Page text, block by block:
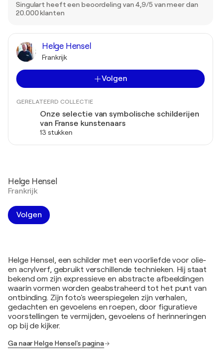
Singulart heeft een beoordeling van 4,9/5 van meer dan
20.000 klanten
Helge Hensel
Frankrijk
Volgen
GERELATEERD COLLECTIE
Onze selectie van symbolische schilderijen
van Franse kunstenaars
13 stukken
Helge Hensel
Frankrijk
Volgen
Helge Hensel, een schilder met een voorliefde voor olie-
en acrylverf, gebruikt verschillende technieken. Hij staat
bekend om zijn expressieve en abstracte afbeeldingen
waarin vormen worden geabstraheerd tot het punt van
ontbinding. Zijn foto's weerspiegelen zijn verhalen,
gedachten en gevoelens en roepen, door figuratieve
voorstellingen te vermijden, gevoelens of herinneringen
op bij de kijker.
Ga naar Helge Hensel's pagina